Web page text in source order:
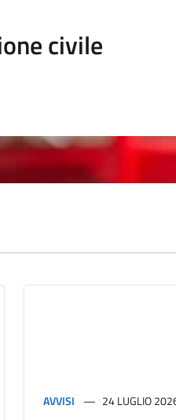
civile
AVVISI 24 LUGLIO